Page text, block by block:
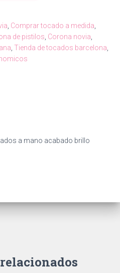
Comprar tocado a medida
de pistilos Corona novia
Tienda de tocados barcelona
a mano acabado brillo